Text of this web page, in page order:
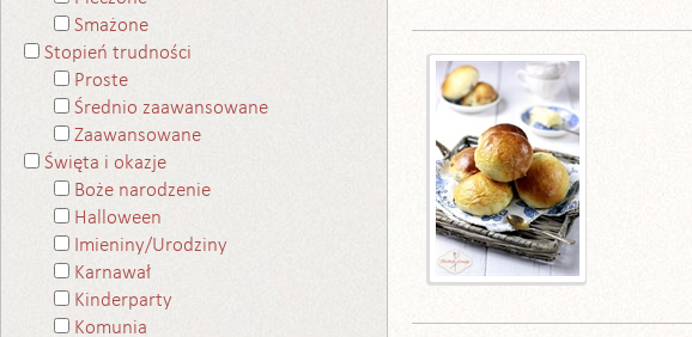
Smażone
Stopień trudności
Proste
Średnio zaawansowane
Zaawansowane
Święta i okazje
Boże narodzenie
Halloween
Imieniny/Urodziny
Karnawał
Kinderparty
Komunia